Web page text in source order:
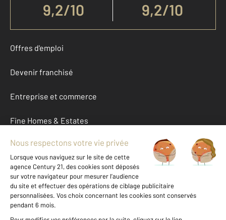
9,2/10 9,2/10
Offres d'emploi
Devenir franchisé
Entreprise et commerce
Fine Homes & Estates
À propos
International
Nous contacter